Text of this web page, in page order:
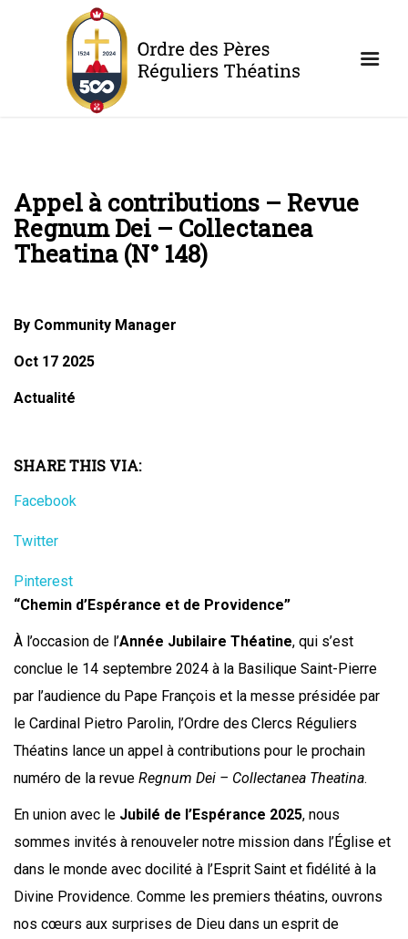
Appel à contributions – Revue
Regnum Dei – Collectanea
Theatina (N° 148)
By Community Manager
Oct 17 2025
Actualité
SHARE THIS VIA:
Facebook
Twitter
Pinterest
“Chemin d’Espérance et de Providence”
À l’occasion de l’Année Jubilaire Théatine, qui s’est
conclue le 14 septembre 2024 à la Basilique Saint-Pierre
par l’audience du Pape François et la messe présidée par
le Cardinal Pietro Parolin, l’Ordre des Clercs Réguliers
Théatins lance un appel à contributions pour le prochain
numéro de la revue Regnum Dei – Collectanea Theatina.
En union avec le Jubilé de l’Espérance 2025, nous
sommes invités à renouveler notre mission dans l’Église et
dans le monde avec docilité à l’Esprit Saint et fidélité à la
Divine Providence. Comme les premiers théatins, ouvrons
nos cœurs aux surprises de Dieu dans un esprit de